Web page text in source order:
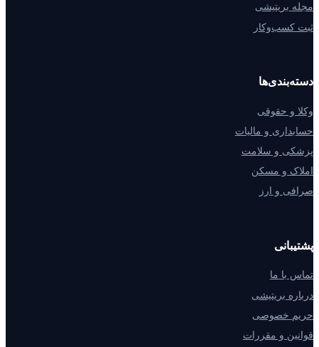
مجله بریتیشی
ثبت کسب‌وکار
دسته‌بندی‌ها
وکلا و حقوقی
حسابداری و مالیات
پزشکی و سلامت
املاک و مسکن
صرافی و ارز
پشتیبانی
تماس با ما
درباره بریتیشی
حریم خصوصی
قوانین و مقررات